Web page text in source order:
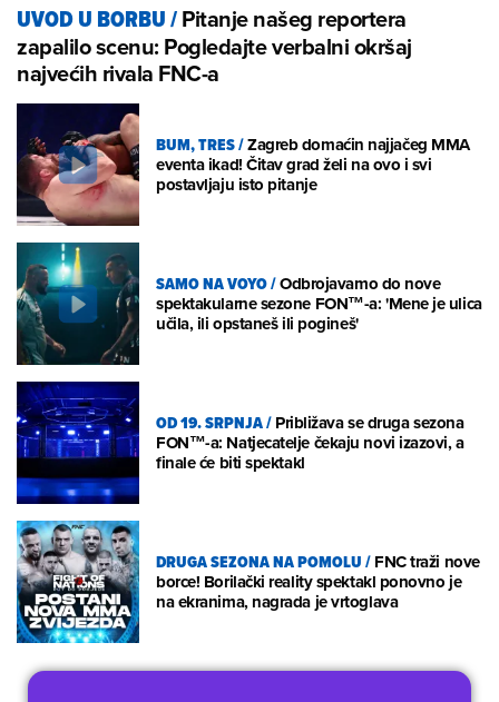
UVOD U BORBU/Pitanje našeg reportera
zapalilo scenu: Pogledajte verbalni okršaj
najvećih rivala FNC-a
BUM, TRES/Zagreb domaćin najjačeg MMA
eventa ikad! Čitav grad želi na ovo i svi
postavljaju isto pitanje
SAMO NA VOYO/Odbrojavamo do nove
spektakularne sezone FON™-a: 'Mene je ulica
učila, ili opstaneš ili pogineš'
OD 19. SRPNJA/Približava se druga sezona
FON™-a: Natjecatelje čekaju novi izazovi, a
finale će biti spektakl
DRUGA SEZONA NA POMOLU/FNC traži nove
borce! Borilački reality spektakl ponovno je
na ekranima, nagrada je vrtoglava